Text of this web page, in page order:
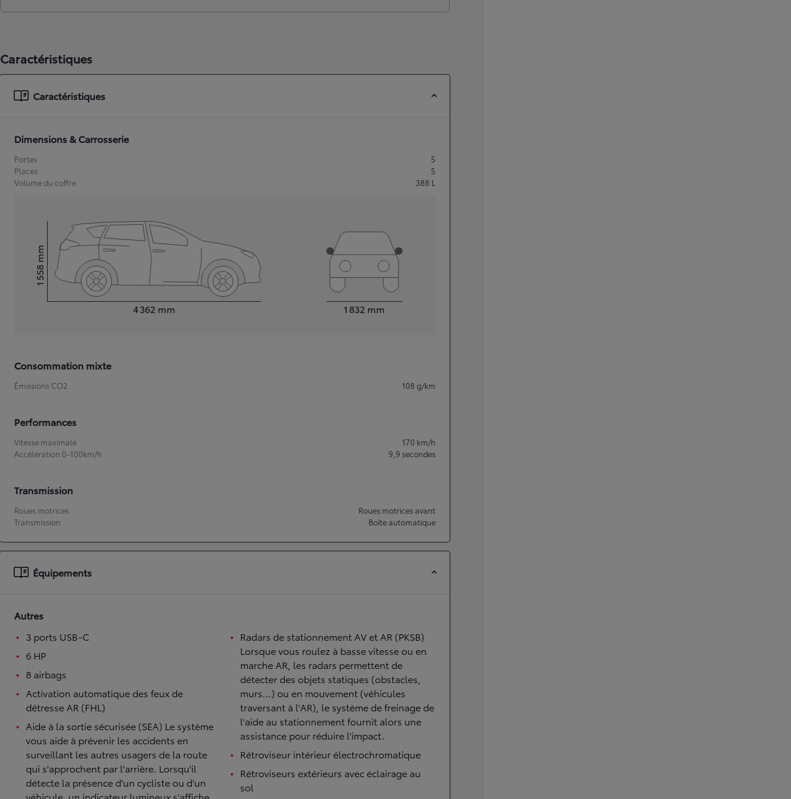
À partir de 19 700 €
HYBRIDE
Disponible prochainement
Caractéristiques
Caractéristiques
Dimensions & Carrosserie
Portes
5
Places
5
Volume du coffre
388 L
4 362 mm
Hauteur1 558
mm
1 832 mm
Consommation mixte
Émissions CO2 108 g/km
Performances
Vitesse maximale 170 km/h
Accélération 0-100km/h
9,9 secondes
Transmission
Roues motrices
Roues motrices avant
Transmission
Boîte automatique
Équipements
Autres
3 ports USB-C
6 HP
8 airbags
Activation automatique des feux de
détresse AR (FHL)
Aide à la sortie sécurisée (SEA) Le système
vous aide à prévenir les accidents en
surveillant les autres usagers de la route
qui s'approchent par l'arrière. Lorsqu'il
détecte la présence d'un cycliste ou d'un
Radars de stationnement AV et AR (PKSB)
Lorsque vous roulez à basse vitesse ou en
marche AR, les radars permettent de
détecter des objets statiques (obstacles,
murs...) ou en mouvement (véhicules
traversant à l'AR), le système de freinage de
l'aide au stationnement fournit alors une
assistance pour réduire l'impact.
Rétroviseur intérieur électrochromatique
Rétroviseurs extérieurs avec éclairage au
sol